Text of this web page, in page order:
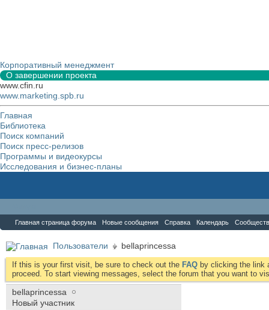
Корпоративный менеджмент
О завершении проекта
www.cfin.ru
www.marketing.spb.ru
Главная
Библиотека
Поиск компаний
Поиск пресс-релизов
Программы и видеокурсы
Исследования и бизнес-планы
Главная страница форума Новые сообщения Справка Календарь
Пользователи bellaprincessa
If this is your first visit, be sure to check out the FAQ by clicking the link
proceed. To start viewing messages, select the forum that you want to
bellaprincessa
Новый участник